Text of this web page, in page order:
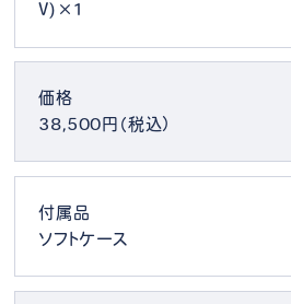
V)×1
価格
38,500円（税込）
付属品
ソフトケース